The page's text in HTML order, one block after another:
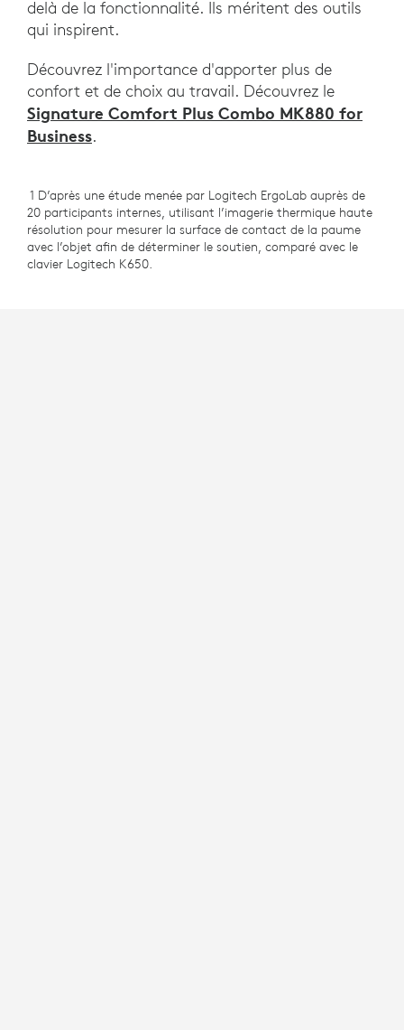
delà de la fonctionnalité. Ils méritent des outils
qui inspirent.
Découvrez l'importance d'apporter plus de
confort et de choix au travail. Découvrez le
Signature Comfort Plus Combo MK880 for
Business.
1 D’après une étude menée par Logitech ErgoLab auprès de
20 participants internes, utilisant l’imagerie thermique haute
résolution pour mesurer la surface de contact de la paume
avec l’objet afin de déterminer le soutien, comparé avec le
clavier Logitech K650.